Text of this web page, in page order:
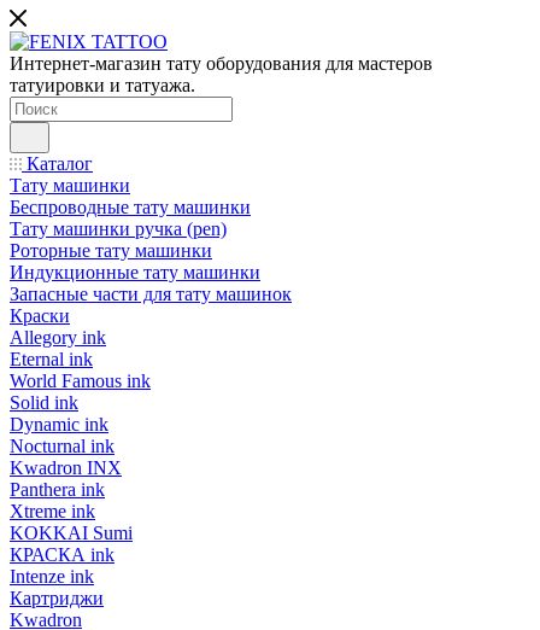
Интернет-магазин тату оборудования для мастеров
татуировки и татуажа.
Каталог
Тату машинки
Беспроводные тату машинки
Тату машинки ручка (pen)
Роторные тату машинки
Индукционные тату машинки
Запасные части для тату машинок
Краски
Allegory ink
Eternal ink
World Famous ink
Solid ink
Dynamic ink
Nocturnal ink
Kwadron INX
Panthera ink
Xtreme ink
KOKKAI Sumi
КРАСКА ink
Intenze ink
Картриджи
Kwadron